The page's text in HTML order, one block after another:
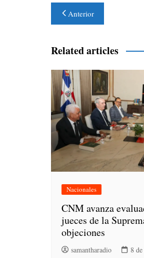
Navegación
de
entradas
Anterior
Related articles
Nacionales
CNM avanza
jueces de la
objeciones
samantharadio 8